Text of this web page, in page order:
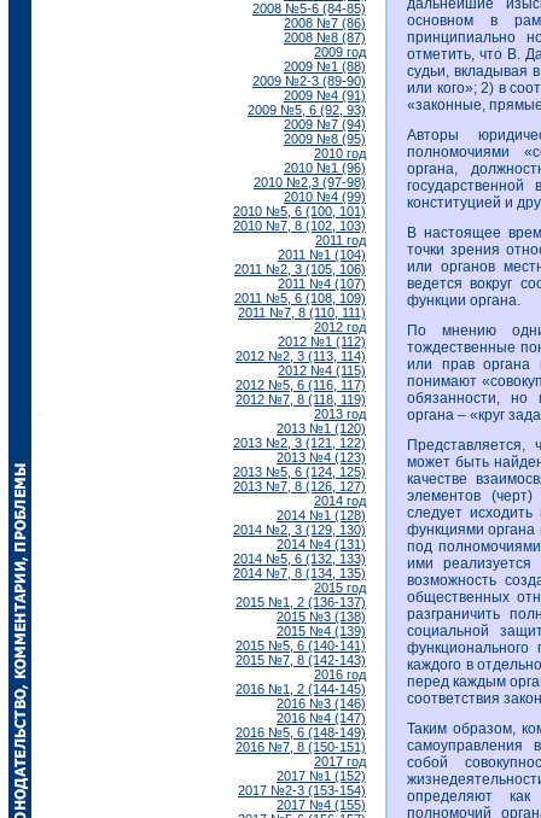
2008 №5-6 (84-85)
2008 №7 (86)
2008 №8 (87)
2009 год
2009 №1 (88)
2009 №2-3 (89-90)
2009 №4 (91)
2009 №5, 6 (92, 93)
2009 №7 (94)
2009 №8 (95)
2010 год
2010 №1 (96)
2010 №2,3 (97-98)
2010 №4 (99)
2010 №5, 6 (100, 101)
2010 №7, 8 (102, 103)
2011 год
2011 №1 (104)
2011 №2, 3 (105, 106)
2011 №4 (107)
2011 №5, 6 (108, 109)
2011 №7, 8 (110, 111)
2012 год
2012 №1 (112)
2012 №2, 3 (113, 114)
2012 №4 (115)
2012 №5, 6 (116, 117)
2012 №7, 8 (118, 119)
2013 год
2013 №1 (120)
2013 №2, 3 (121, 122)
2013 №4 (123)
2013 №5, 6 (124, 125)
2013 №7, 8 (126, 127)
2014 год
2014 №1 (128)
2014 №2, 3 (129, 130)
2014 №4 (131)
2014 №5, 6 (132, 133)
2014 №7, 8 (134, 135)
2015 год
2015 №1, 2 (136-137)
2015 №3 (138)
2015 №4 (139)
2015 №5, 6 (140-141)
2015 №7, 8 (142-143)
2016 год
2016 №1, 2 (144-145)
2016 №3 (146)
2016 №4 (147)
2016 №5, 6 (148-149)
2016 №7, 8 (150-151)
2017 год
2017 №1 (152)
2017 №2-3 (153-154)
2017 №4 (155)
дальнейшие
основном в
принципиально
отметить, что В.
судьи, вкладывая
или кого»; 2) в
«законные,
Авторы
полномочиями
органа,
конституцией и
В настоящее
точки зрения
или органов
ведется вокруг
функции органа.
По мнению
тождественные
или прав органа
понимают
обязанности, но
органа – «круг
может быть
качестве
элементов
следует
функциями органа
под
ими
возможность
общественных
разграничить
социальной
функционального
каждого в
перед каждым
соответствия
Таким образом,
самоуправления
собой
определяют
полномочий